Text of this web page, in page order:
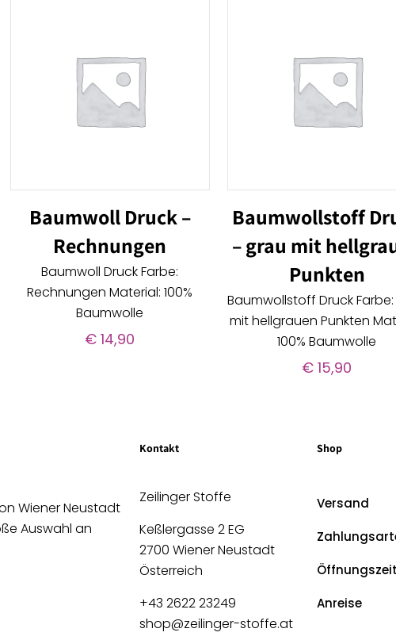
Baumwoll Druck –
Rechnungen
Baumwoll Druck Farbe:
Rechnungen Material: 100%
Baumwolle
€ 14,90
Baumwollstoff
– grau mit
Punkten
Baumwollstoff Druck
mit hellgrauen Punkten
100% Baumwolle
€ 15,90
Wiener Neustadt
Auswahl an
Kontakt
Zeilinger Stoffe
Keßlergasse 2 EG
2700 Wiener Neustadt
Österreich
+43 2622 23249
shop@zeilinger-stoffe.at
Shop
Versand
Anreise